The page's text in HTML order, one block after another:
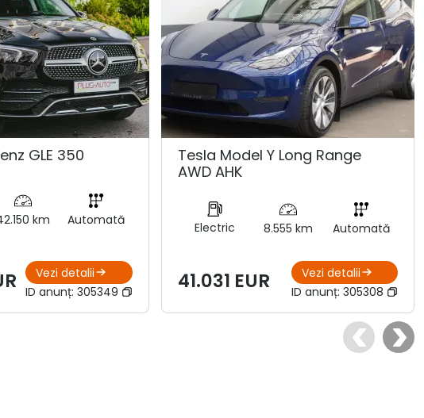
GLE 350
km Automată
Vezi detalii
ID anunț:305349
Tesla Model Y Long Range
AWD AHK
Electric 8.555 km Automată
41.031 EUR
Vezi detalii
ID anunț: 305308